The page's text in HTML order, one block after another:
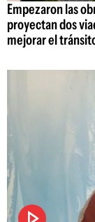
Empezaron las
proyectan dos
mejorar el